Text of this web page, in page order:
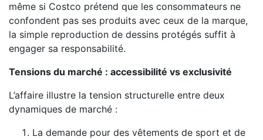
même si Costco prétend que les consommateurs ne
confondent pas ses produits avec ceux de la marque,
la simple reproduction de dessins protégés suffit à
engager sa responsabilité.
Tensions du marché : accessibilité vs exclusivité
L’affaire illustre la tension structurelle entre deux
dynamiques de marché :
La demande pour des vêtements de sport et de